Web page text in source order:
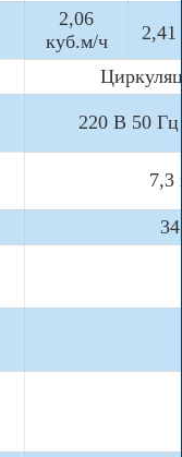
2,06
куб.м/ч
2,41
220 В 50 Гц
7,3